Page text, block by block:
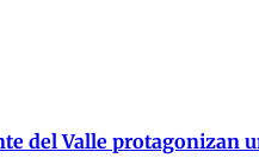
del Valle protagonizan